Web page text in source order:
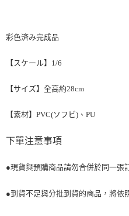
彩色済み完成品
【スケール】1/6
【サイズ】全高約28cm
【素材】PVC(ソフビ)、PU
下單注意事項
●現貨與預購商品請勿合併於同一張
●到貨不足與分批到貨的商品，將依